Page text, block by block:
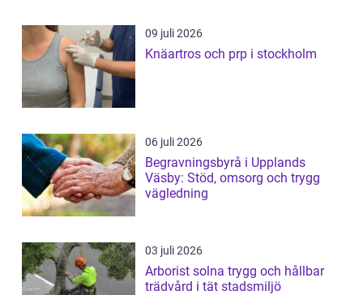
09 juli 2026
Knäartros och prp i stockholm
06 juli 2026
Begravningsbyrå i Upplands
Väsby: Stöd, omsorg och trygg
vägledning
03 juli 2026
Arborist solna trygg och hållbar
trädvård i tät stadsmiljö